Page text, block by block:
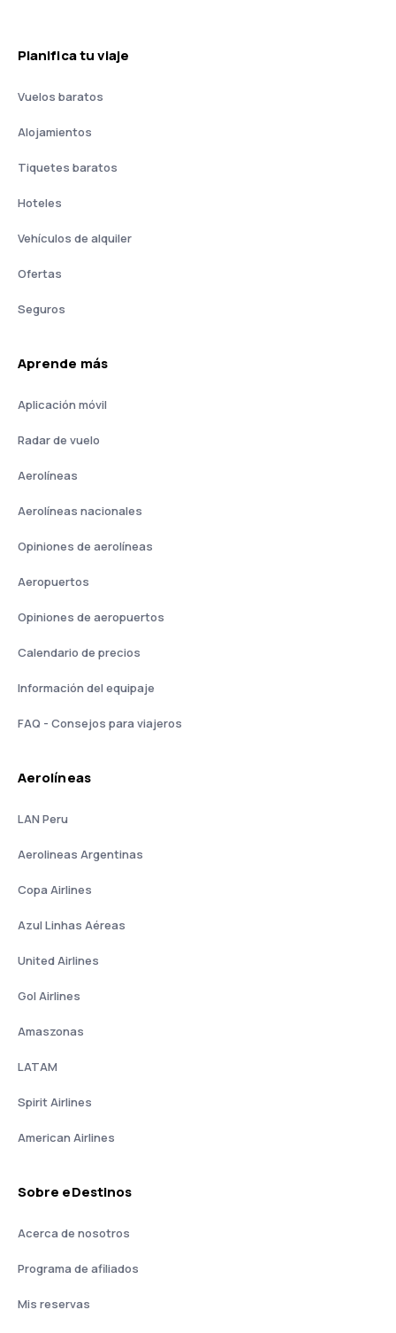
Planifica tu viaje
Vuelos baratos
Alojamientos
Tiquetes baratos
Hoteles
Vehículos de alquiler
Ofertas
Seguros
Aprende más
Aplicación móvil
Radar de vuelo
Aerolíneas
Aerolíneas nacionales
Opiniones de aerolíneas
Aeropuertos
Opiniones de aeropuertos
Calendario de precios
Información del equipaje
FAQ - Consejos para viajeros
Aerolíneas
LAN Peru
Aerolineas Argentinas
Copa Airlines
Azul Linhas Aéreas
United Airlines
Gol Airlines
Amaszonas
LATAM
Spirit Airlines
American Airlines
Sobre eDestinos
Acerca de nosotros
Programa de afiliados
Mis reservas